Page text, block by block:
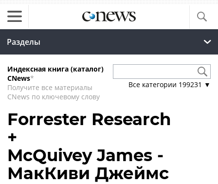
Разделы
Индексная книга (каталог)
CNews*
Получите все материалы
CNews по ключевому слову
Все категории 199231 ▼
Forrester Research
+
McQuivey James -
МакКиви Джеймс